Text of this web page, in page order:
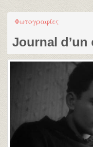
Φωτογραφίες
Journal d’un